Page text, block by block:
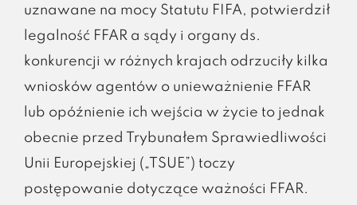
uznawane na mocy Statutu FIFA, potwierdził
legalność FFAR a sądy i organy ds.
konkurencji w różnych krajach odrzuciły kilka
wniosków agentów o unieważnienie FFAR
lub opóźnienie ich wejścia w życie to jednak
obecnie przed Trybunałem Sprawiedliwości
Unii Europejskiej („TSUE”) toczy
postępowanie dotyczące ważności FFAR.